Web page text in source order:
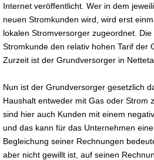
Internet veröffentlicht. Wer in dem
neuen Stromkunden wird, wird erst
lokalen Stromversorger zugeordnet.
Stromkunde den relativ hohen Tarif der
Zurzeit ist der Grundversorger in
Nun ist der Grundversorger gesetzlich
Haushalt entweder mit Gas oder Strom
sind hier auch Kunden mit einem
und das kann für das Unternehmen
Begleichung seiner Rechnungen
aber nicht gewillt ist, auf seinen